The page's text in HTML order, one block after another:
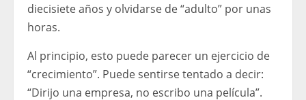
diecisiete años y olvidarse de “adulto” por unas
horas.
Al principio, esto puede parecer un ejercicio de
“crecimiento”. Puede sentirse tentado a decir:
“Dirijo una empresa, no escribo una película”.